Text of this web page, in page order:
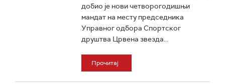
добио је нови четворогодишњи
мандат на месту председника
Управног одбора Спортског
друштва Црвена звезда...
Прочитај